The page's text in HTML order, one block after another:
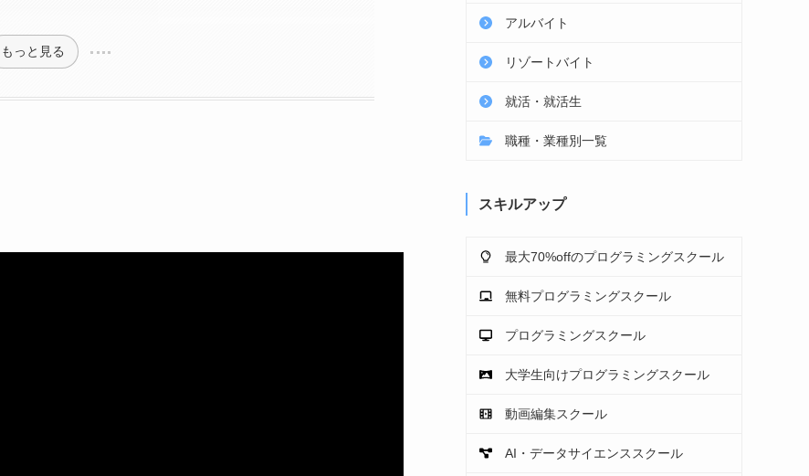
もっと見る
アルバイト
リゾートバイト
就活・就活生
職種・業種別一覧
スキルアップ
最大70%offのプログラミングスクール
無料プログラミングスクール
プログラミングスクール
大学生向けプログラミングスクール
動画編集スクール
AI・データサイエンススクール